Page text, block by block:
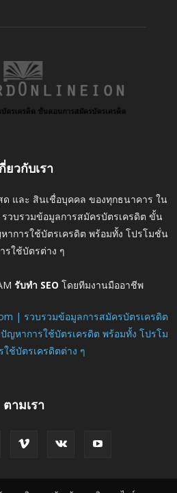
ยวกับเรา
ด และ สินเชื่อบุคคล ของทุกธนาคาร ใน
วบรวมข้อมูลการสมัครบัตรเครดิต ขั้น
าการใช้บัตรเครดิต พร้อมทั้ง โปรโมชั่น
รใช้บัตรต่าง ๆ
รับทำ SEO โดยทีมงานมืออาชีพ
| รวบรวมข้อมูลการสมัครบัตรเครดิต
ญหาการใช้บัตรเครดิต พร้อมทั้ง โปรโม
ช้บัตรเครดิตต่าง ๆ
ตามเรา